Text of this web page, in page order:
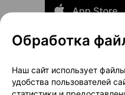
О проекте
Размещение рекламы
Обработка
Наш сайт использует
удобства пользователей